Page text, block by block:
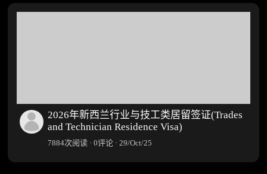
2026年新西兰行业与技工类居留签证(Trades
and Technician Residence Visa)
7884次阅读 · 0评论 · 29/Oct/25